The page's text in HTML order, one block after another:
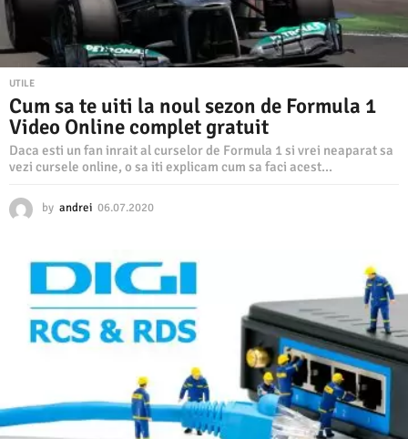
UTILE
Cum sa te uiti la noul sezon de Formula 1
Video Online complet gratuit
Daca esti un fan inrait al curselor de Formula 1 si vrei neaparat sa
vezi cursele online, o sa iti explicam cum sa faci acest...
by andrei 06.07.2020
0
8
.
2
0
2